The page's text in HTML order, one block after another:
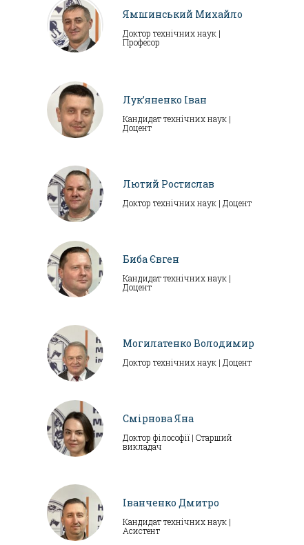
Ямшинський Михайло
Доктор технічних наук |
Професор
Лук’яненко Іван
Кандидат технічних наук |
Доцент
Лютий Ростислав
Доктор технічних наук | Доцент
Биба Євген
Кандидат технічних наук |
Доцент
Могилатенко Володимир
Доктор технічних наук | Доцент
Смірнова Яна
Доктор філософії | Старший
викладач
Іванченко Дмитро
Кандидат технічних наук |
Асистент